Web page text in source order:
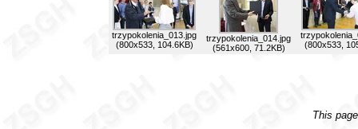
trzypokolenia_013.jpg
(800x533, 104.6KB)
trzypokolenia_014.jpg
(561x600, 71.2KB)
(800x533,
This